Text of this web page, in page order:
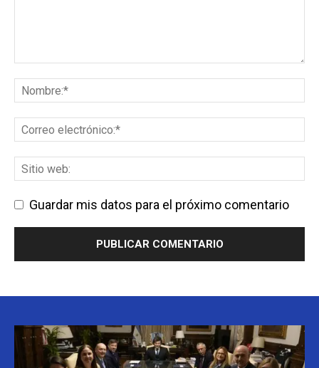
Guardar mis datos para el próximo comentario